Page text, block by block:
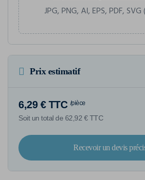
JPG, PNG, AI, EPS, PDF,
Prix estimatif
6,29 € TTC /pièce
Soit un total de 62,92 € TTC
Recevoir un devis